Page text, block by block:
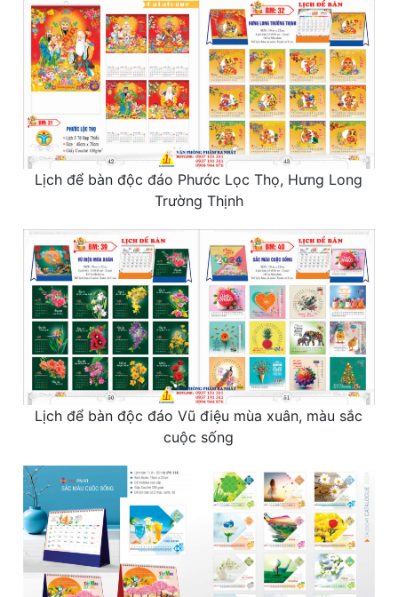
Lịch để bàn độc đáo Phước Lọc Thọ, Hưng Long
Trường Thịnh
Lịch để bàn độc đáo Vũ điệu mùa xuân, màu sắc
cuộc sống